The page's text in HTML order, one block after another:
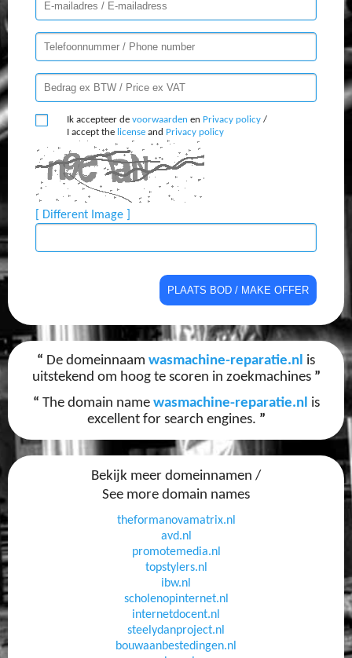
Ik accepteer de voorwaarden en Privacy policy /
I accept the license and Privacy policy
[ Different Image ]
“ De domeinnaam wasmachine-reparatie.nl is
uitstekend om hoog te scoren in zoekmachines ”
“ The domain name wasmachine-reparatie.nl is
excellent for search engines. ”
Bekijk meer domeinnamen /
See more domain names
theformanovamatrix.nl
avd.nl
promotemedia.nl
topstylers.nl
ibw.nl
scholenopinternet.nl
internetdocent.nl
steelydanproject.nl
bouwaanbestedingen.nl